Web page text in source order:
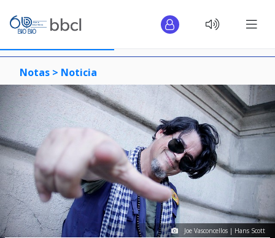
Notas > Noticia
Joe Vasconcellos | Hans Scott